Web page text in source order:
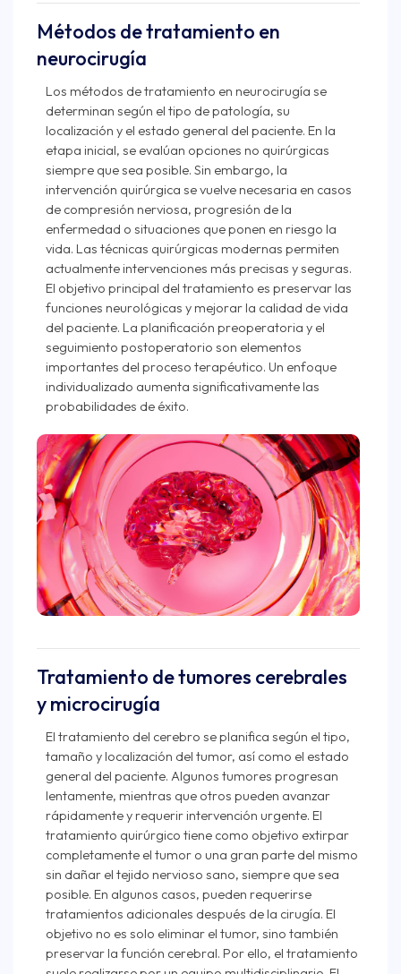
Métodos de tratamiento en
neurocirugía
Los métodos de tratamiento en neurocirugía se
determinan según el tipo de patología, su
localización y el estado general del paciente. En la
etapa inicial, se evalúan opciones no quirúrgicas
siempre que sea posible. Sin embargo, la
intervención quirúrgica se vuelve necesaria en casos
de compresión nerviosa, progresión de la
enfermedad o situaciones que ponen en riesgo la
vida. Las técnicas quirúrgicas modernas permiten
actualmente intervenciones más precisas y seguras.
El objetivo principal del tratamiento es preservar las
funciones neurológicas y mejorar la calidad de vida
del paciente. La planificación preoperatoria y el
seguimiento postoperatorio son elementos
importantes del proceso terapéutico. Un enfoque
individualizado aumenta significativamente las
probabilidades de éxito.
Tratamiento de tumores cerebrales
y microcirugía
El tratamiento del cerebro se planifica según el tipo,
tamaño y localización del tumor, así como el estado
general del paciente. Algunos tumores progresan
lentamente, mientras que otros pueden avanzar
rápidamente y requerir intervención urgente. El
tratamiento quirúrgico tiene como objetivo extirpar
completamente el tumor o una gran parte del mismo
sin dañar el tejido nervioso sano, siempre que sea
posible. En algunos casos, pueden requerirse
tratamientos adicionales después de la cirugía. El
objetivo no es solo eliminar el tumor, sino también
preservar la función cerebral. Por ello, el tratamiento